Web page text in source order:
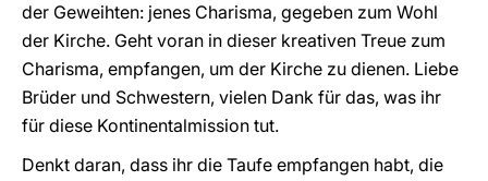
der Geweihten: jenes Charisma, gegeben zum Wohl
der Kirche. Geht voran in dieser kreativen Treue zum
Charisma, empfangen, um der Kirche zu dienen. Liebe
Brüder und Schwestern, vielen Dank für das, was ihr
für diese Kontinentalmission tut.
Denkt daran, dass ihr die Taufe empfangen habt, die